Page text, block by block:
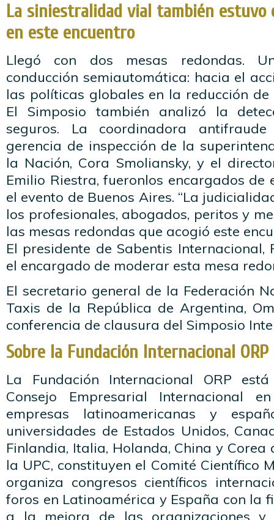
La siniestralidad vial también estuvo
en este encuentro
Llegó con dos mesas redondas.
conducción semiautomática: hacia el
las políticas globales en la reducción
El Simposio también analizó la
seguros. La coordinadora
gerencia de inspección de la
la Nación, Cora Smoliansky, y el
Emilio Riestra, fueronlos encargados de
el evento de Buenos Aires. “La
los profesionales, abogados, peritos y
las mesas redondas que acogió este
El presidente de Sabentis Internacional,
el encargado de moderar esta mesa
El secretario general de la Federación
Taxis de la República de Argentina,
conferencia de clausura del Simposio
Sobre la Fundación Internacional ORP
La Fundación Internacional ORP
Consejo Empresarial Internacional
empresas latinoamericanas y
universidades de Estados Unidos,
Finlandia, Italia, Holanda, China y Corea
la UPC, constituyen el Comité Científico
organiza congresos científicos
foros en Latinoamérica y España con la
a la mejora de las organizaciones